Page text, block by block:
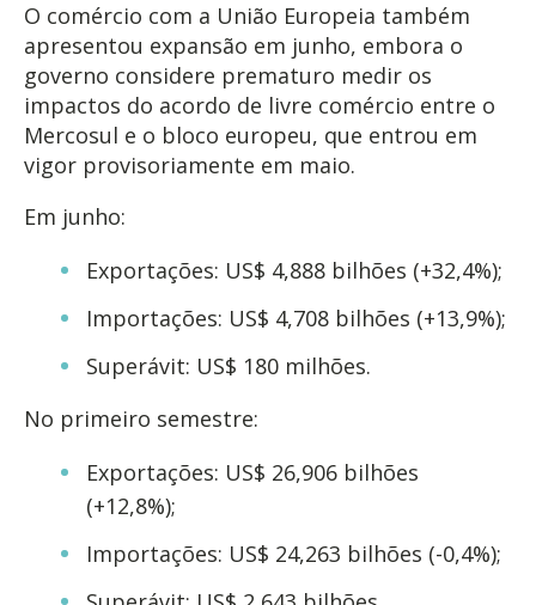
O comércio com a União Europeia também
apresentou expansão em junho, embora o
governo considere prematuro medir os
impactos do acordo de livre comércio entre o
Mercosul e o bloco europeu, que entrou em
vigor provisoriamente em maio.
Em junho:
Exportações: US$ 4,888 bilhões (+32,4%);
Importações: US$ 4,708 bilhões (+13,9%);
Superávit: US$ 180 milhões.
No primeiro semestre:
Exportações: US$ 26,906 bilhões
(+12,8%);
Importações: US$ 24,263 bilhões (-0,4%);